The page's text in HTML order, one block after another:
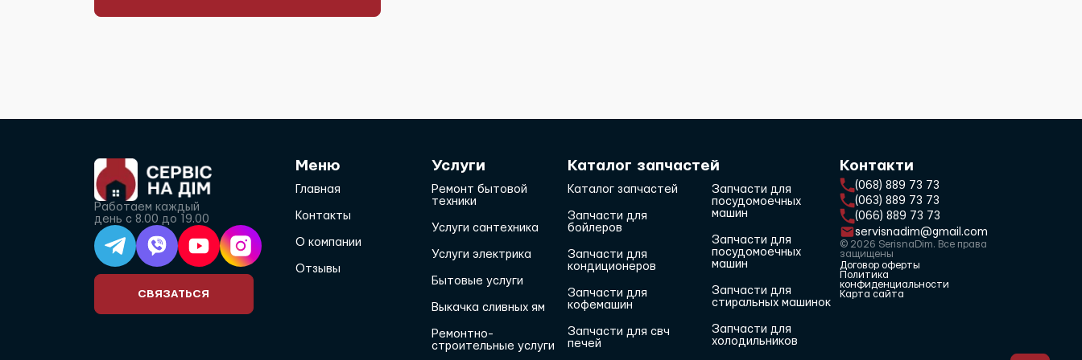
Работаем каждый
день с 8.00 до 19.00
СВЯЗАТЬСЯ
Меню
Главная
Контакты
О компании
Отзывы
Услуги
Ремонт бытовой
техники
Услуги сантехника
Услуги электрика
Бытовые услуги
Выкачка сливных ям
Ремонтно-
строительные услуги
Каталог запчастей
Каталог запчастей
Запчасти для
бойлеров
Запчасти для
кондиционеров
Запчасти для
кофемашин
Запчасти для свч
печей
Запчасти для
посудомоечных
машин
Запчасти для
посудомоечных
машин
Запчасти для
стиральных машинок
Запчасти для
холодильников
Контакти
(068) 889 73 73
(063) 889 73 73
(066) 889 73 73
servisnadim@gmail.com
© 2026 SerisnaDim. Все права
защищены
Договор оферты
Политика
конфиденциальности
Карта сайта